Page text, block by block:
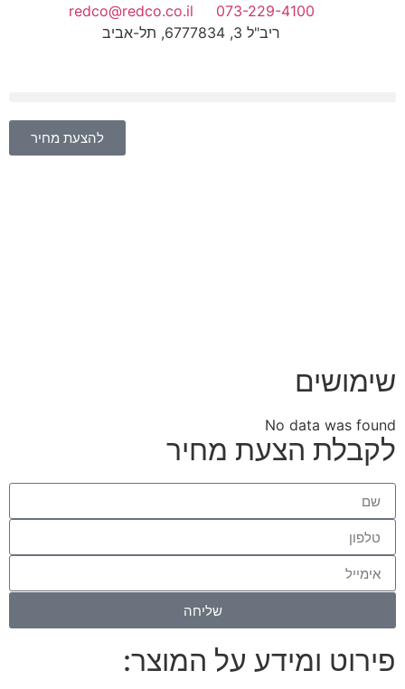
073-229-4100
redco@redco.co.il
ריב"ל 3, 6777834, תל-אביב
להצעת מחיר
פירוט ומידע על המוצר:
שימושים
No data was found
לקבלת הצעת מחיר
שליחה